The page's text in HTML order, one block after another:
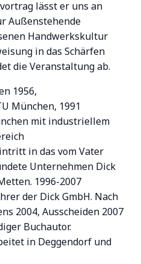
lässt er uns an
Außenstehende
Handwerkskultur
in das Schärfen
die Veranstaltung ab.
1956,
München, 1991
mit industriellem
in das vom Vater
Unternehmen Dick
1996-2007
der Dick GmbH. Nach
2004, Ausscheiden 2007
Buchautor.
in Deggendorf und